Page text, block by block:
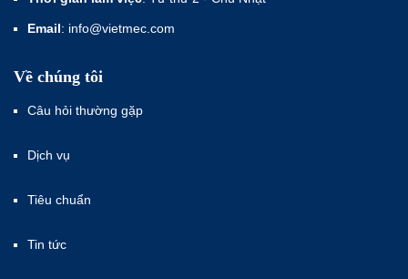
Email: info@vietmec.com
Về chúng tôi
Câu hỏi thường gặp
Dịch vụ
Tiêu chuẩn
Tin tức